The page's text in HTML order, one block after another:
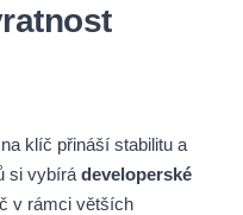
klíč přináší stabilitu a
si vybírá developerské
v rámci větších